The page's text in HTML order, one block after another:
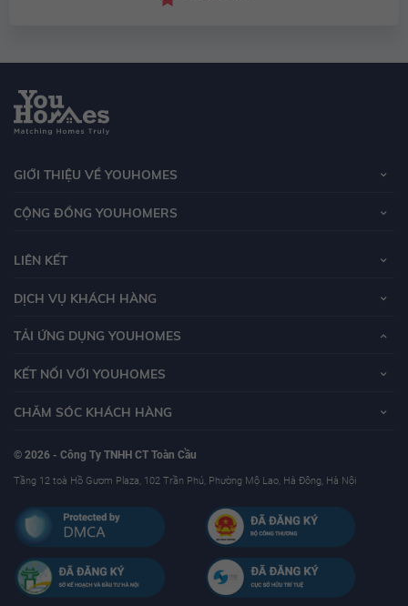
GIỚI THIỆU VỀ YOUHOMES
CỘNG ĐỒNG YOUHOMERS
LIÊN KẾT
DỊCH VỤ KHÁCH HÀNG
TẢI ỨNG DỤNG YOUHOMES
KẾT NỐI VỚI YOUHOMES
CHĂM SÓC KHÁCH HÀNG
© 2026 - Công Ty TNHH CT Toàn Cầu
Tầng 12 toà Hồ Gươm Plaza, 102 Trần Phú, Phường Mộ Lao, Hà Đông, Hà Nội